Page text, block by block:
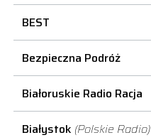
BEST
Bezpieczna Podróż
Białoruskie Radio Racja
Białystok (Polskie Radio)